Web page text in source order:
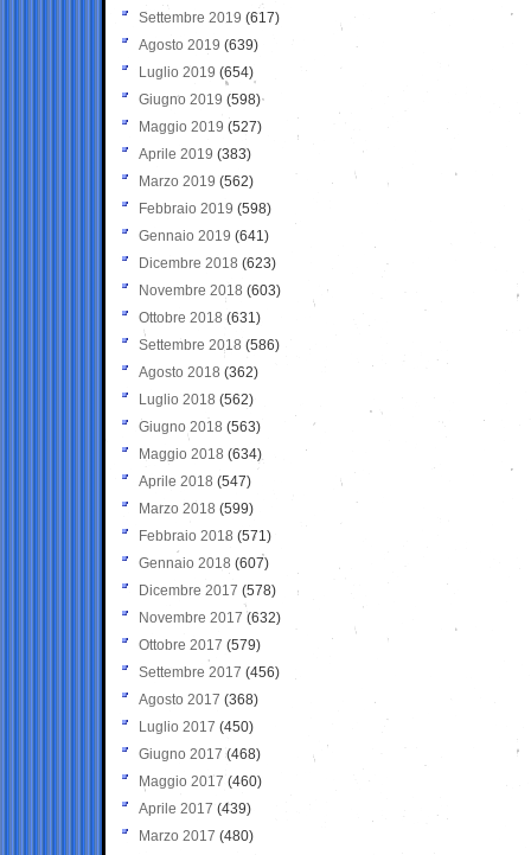
Settembre 2019 (617)
Agosto 2019 (639)
Luglio 2019 (654)
Giugno 2019 (598)
Maggio 2019 (527)
Aprile 2019 (383)
Marzo 2019 (562)
Febbraio 2019 (598)
Gennaio 2019 (641)
Dicembre 2018 (623)
Novembre 2018 (603)
Ottobre 2018 (631)
Settembre 2018 (586)
Agosto 2018 (362)
Luglio 2018 (562)
Giugno 2018 (563)
Maggio 2018 (634)
Aprile 2018 (547)
Marzo 2018 (599)
Febbraio 2018 (571)
Gennaio 2018 (607)
Dicembre 2017 (578)
Novembre 2017 (632)
Ottobre 2017 (579)
Settembre 2017 (456)
Agosto 2017 (368)
Luglio 2017 (450)
Giugno 2017 (468)
Maggio 2017 (460)
Aprile 2017 (439)
Marzo 2017 (480)